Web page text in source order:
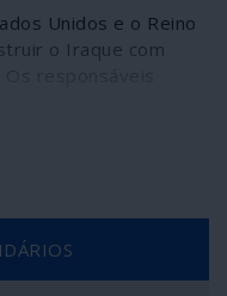
Unidos e o Reino
o Iraque com